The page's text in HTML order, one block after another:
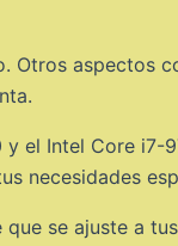
Otros aspectos
y el Intel Core i7-
necesidades
se ajuste a tus